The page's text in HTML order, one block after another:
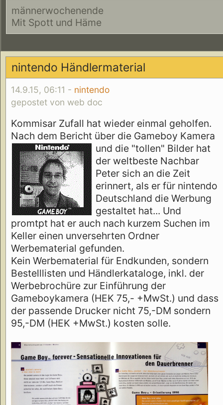
männerwochenende
Mit Spott und Häme
nintendo Händlermaterial
14.9.15, 06:11 - nintendo
gepostet von web doc
Kommisar Zufall hat wieder einmal geholfen.
Nach dem Bericht über die Gameboy Kamera
und die "tollen" Bilder hat
der weltbeste Nachbar
Peter sich an die Zeit
erinnert, als er für nintendo
Deutschland die Werbung
gestaltet hat... Und
promtpt hat er auch nach kurzem Suchen im
Keller einen unversehrten Ordner
Werbematerial gefunden.
Kein Werbematerial für Endkunden, sondern
Bestelllisten und Händlerkataloge, inkl. der
Werbebrochüre zur Einführung der
Gameboykamera (HEK 75,- +MwSt.) und dass
der passende Drucker nicht 75,-DM sondern
95,-DM (HEK +MwSt.) kosten solle.